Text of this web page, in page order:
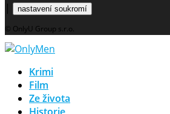
| nastavení soukromí
© OnlyU Group s.r.o.
Krimi
Film
Ze života